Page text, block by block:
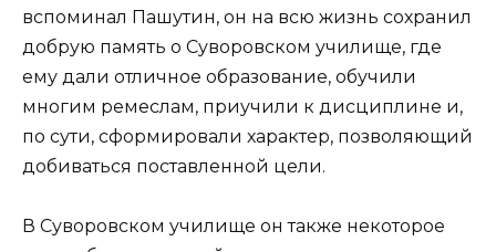
вспоминал Пашутин, он на всю жизнь сохранил
добрую память о Суворовском училище, где
ему дали отличное образование, обучили
многим ремеслам, приучили к дисциплине и,
по сути, сформировали характер, позволяющий
добиваться поставленной цели.
В Суворовском училище он также некоторое